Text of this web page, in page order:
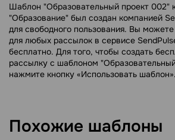
Шаблон "Образовательный проект 002"
"Образование" был создан компанией
для свободного пользования. Вы можете
для любых рассылок в сервисе
бесплатно. Для того, чтобы создать
рассылку с шаблоном
нажмите кнопку «Использовать шаблон».
Похожие шаблоны